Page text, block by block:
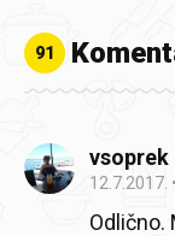
91
vsoprek
12.7.2017.
Odlično.